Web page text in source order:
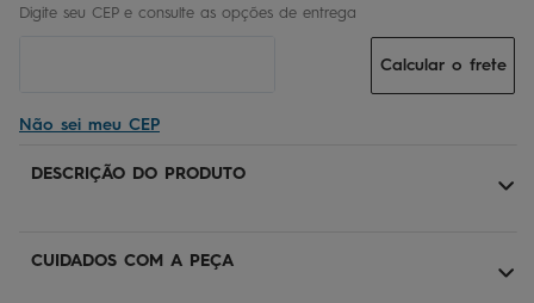
Não sei meu CEP
Calcular o frete
DESCRIÇÃO DO PRODUTO
CUIDADOS COM A PEÇA